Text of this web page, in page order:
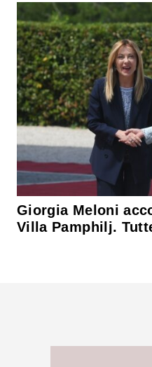
Giorgia Meloni
Villa Pamphilj.